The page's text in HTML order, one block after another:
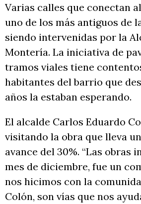
Varias calles que conectan
uno de los más antiguos de
siendo intervenidas por la
Montería. La iniciativa de
tramos viales tiene
habitantes del barrio que
años la estaban esperando.
El alcalde Carlos Eduardo
visitando la obra que lleva
avance del 30%. “Las obras
mes de diciembre, fue un
nos hicimos con la
Colón, son vías que nos